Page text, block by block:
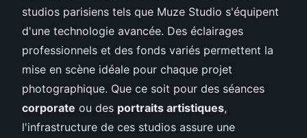
studios parisiens tels que Muze Studio s'équipent
d'une technologie avancée. Des éclairages
professionnels et des fonds variés permettent la
mise en scène idéale pour chaque projet
photographique. Que ce soit pour des séances
corporate ou des portraits artistiques,
l'infrastructure de ces studios assure une